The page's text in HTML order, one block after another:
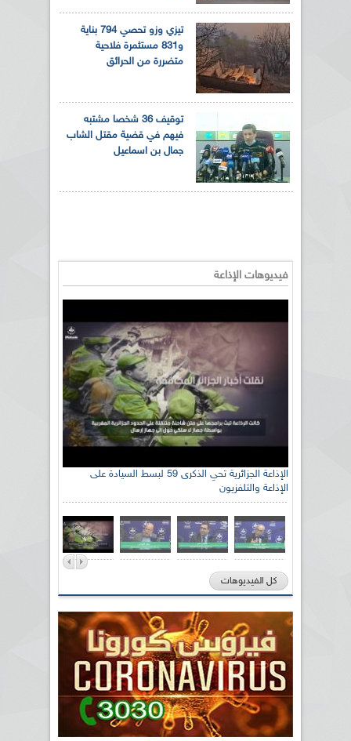
تيزي وزو تحصي 794 بناية
و831 مستثمرة فلاحية
متضررة من الحرائق
توقيف 36 شخصا مشتبه
فيهم في قضية مقتل الشاب
جمال بن اسماعيل
فيديوهات الإذاعة
الإذاعة الجزائرية تحي الذكرى 59 لبسط السيادة على
الإذاعة والتلفزيون
كل الفيديوهات